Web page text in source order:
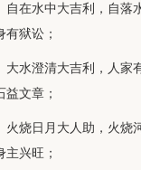
自在水中大吉利，自落
有狱讼；
大水澄清大吉利，人家
益文章；
火烧日月大人助，火烧
主兴旺；